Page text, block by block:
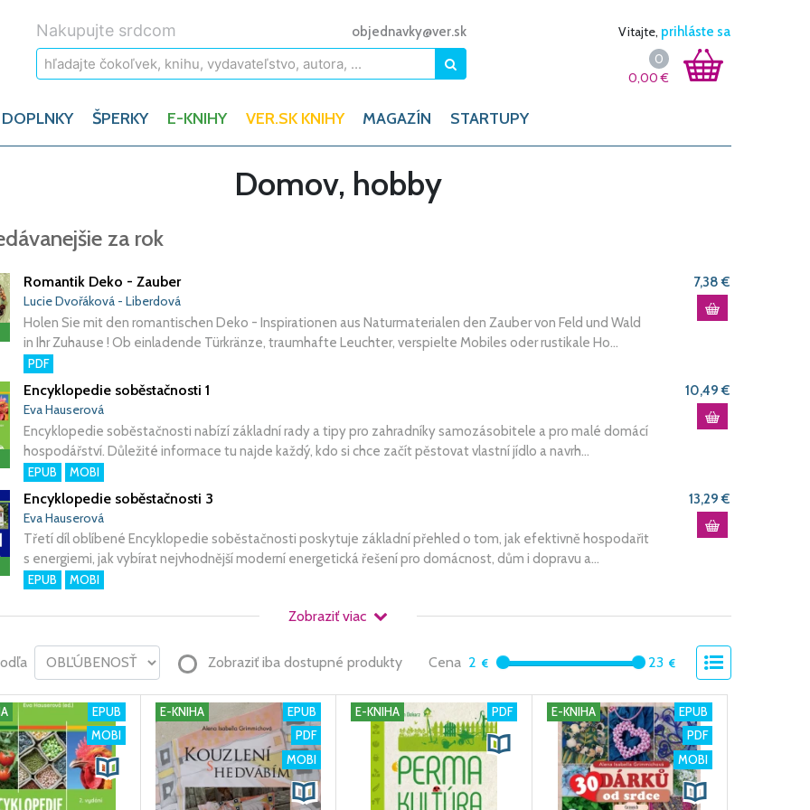
Nakupujte srdcom objednavky@ver.sk Vitajte, prihláste sa
0
0,00€
ŠPERKY E-KNIHY VER.SK KNIHY MAGAZÍN STARTUPY
Domov, hobby
za rok
Romantik Deko - Zauber
Lucie Dvořáková - Liberdová
Holen Sie mit den romantischen Deko - Inspirationen aus Naturmaterialen den Zauber von Feld und Wald
in Ihr Zuhause ! Ob einladende Türkränze, traumhafte Leuchter, verspielte Mobiles oder rustikale Ho...
PDF
7,38 €
Encyklopedie soběstačnosti 1
Eva Hauserová
Encyklopedie soběstačnosti nabízí základní rady a tipy pro zahradníky samozásobitele a pro malé domácí
hospodářství. Důležité informace tu najde každý, kdo si chce začít pěstovat vlastní jídlo a navrh...
EPUB MOBI
10,49 €
Encyklopedie soběstačnosti 3
Eva Hauserová
Třetí díl oblíbené Encyklopedie soběstačnosti poskytuje základní přehled o tom, jak efektivně hospodařit
s energiemi, jak vybírat nejvhodnější moderní energetická řešení pro domácnost, dům i dopravu a...
EPUB MOBI
13,29 €
Zobraziť viac
Zobraziť iba dostupné produkty Cena 2 23
EPUB
MOBI
E-KNIHA
EPUB
PDF
MOBI
E-KNIHA PDF E-KNIHA
EPUB
PDF
MOBI